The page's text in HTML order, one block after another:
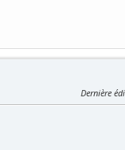
Dernière